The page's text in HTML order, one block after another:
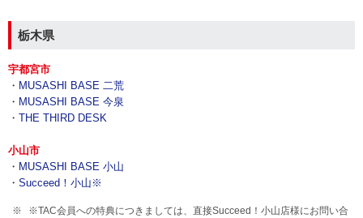
栃木県
宇都宮市
・ MUSASHI BASE 二荒
・ MUSASHI BASE 今泉
・ THE THIRD DESK
小山市
・ MUSASHI BASE 小山
・ Succeed！小山※
※TAC会員への特典につきましては、直接Succeed！小山店様にお問い合